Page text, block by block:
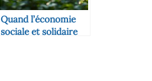
Quand l’économie
sociale et solidaire